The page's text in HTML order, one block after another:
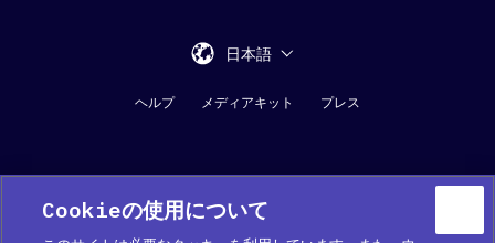
ヘルプ メディアキット プレス
日本語
Cookieの使用について